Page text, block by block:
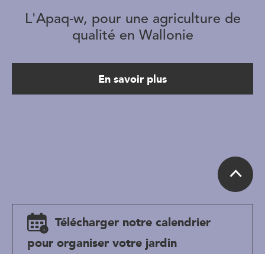
L'Apaq-w, pour une agriculture de
qualité en Wallonie
En savoir plus
Télécharger notre calendrier
pour organiser votre jardin